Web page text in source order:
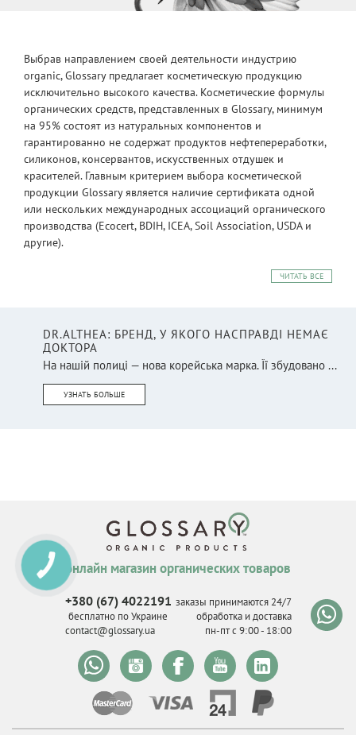
Выбрав направлением своей деятельности индустрию
organic, Glossary предлагает косметическую продукцию
исключительно высокого качества. Косметические формулы
органических средств, представленных в Glossary, минимум
на 95% состоят из натуральных компонентов и
гарантированно не содержат продуктов нефтепереработки,
силиконов, консервантов, искусственных отдушек и
красителей. Главным критерием выбора косметической
продукции Glossary является наличие сертификата одной
или нескольких международных ассоциаций органического
производства (Ecocert, BDIH, ICEA, Soil Association, USDA и
другие).
ЧИТАТЬ ВСЕ
DR.ALTHEA: БРЕНД, У ЯКОГО НАСПРАВДІ НЕМАЄ
ДОКТОРА
На нашій полиці — нова корейська марка. Її збудовано ...
УЗНАТЬ БОЛЬШЕ
онлайн магазин органических товаров
+380 (67) 4022191
бесплатно по Украине
contact@glossary.ua
заказы принимаются 24/7
обработка и доставка
пн-пт с 9:00 - 18:00
КНОПКА
СВЯЗИ